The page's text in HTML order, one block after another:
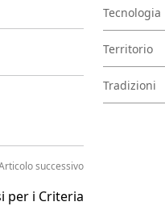
successivo
per i Criteria
Tecnologia
Territorio
Tradizioni